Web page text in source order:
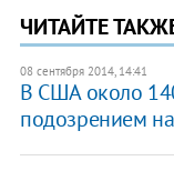
ЧИТАЙТЕ
08 сентября 2014, 14:41
В США около
подозрением